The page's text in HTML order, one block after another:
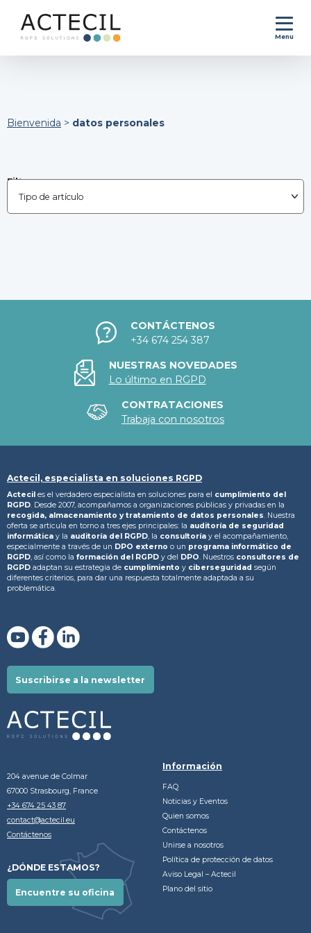
Menu
Bienvenida > datos personales
Filtrar por :
CONTÁCTENOS
+34 674 254 387
NUESTRAS NOVEDADES
Lo último en RGPD
CONTRATACIONES
Trabaja con nosotros
Actecil, especialista en soluciones RGPD
Actecil es el verdadero especialista en soluciones para el cumplimiento del
RGPD. Desde 2007, acompañamos a organizaciones públicas y privadas en la
recogida, almacenamiento y tratamiento de datos personales. Nuestra
oferta se articula en torno a tres ejes principales: la auditoría de seguridad
informática y la auditoría del RGPD, la consultoría y el acompañamiento,
especialmente a través de un DPO externo o un programa informático de
RGPD, así como la formación del RGPD y del DPO. Nuestros consultores de
RGPD adaptan su estrategia de cumplimiento y ciberseguridad según
diferentes criterios, para dar una respuesta totalmente adaptada a su
problemática.
Suscribirse a la newsletter
204 avenue de Colmar
67000 Strasbourg, France
+34 674 25 43 87
contact@actecil.eu
Contáctenos
¿DÓNDE ESTAMOS?
Encuentre su oficina
Información
FAQ
Noticias y Eventos
Quien somos
Contáctenos
Unirse a nosotros
Política de protección de datos
Aviso Legal – Actecil
Plano del sitio